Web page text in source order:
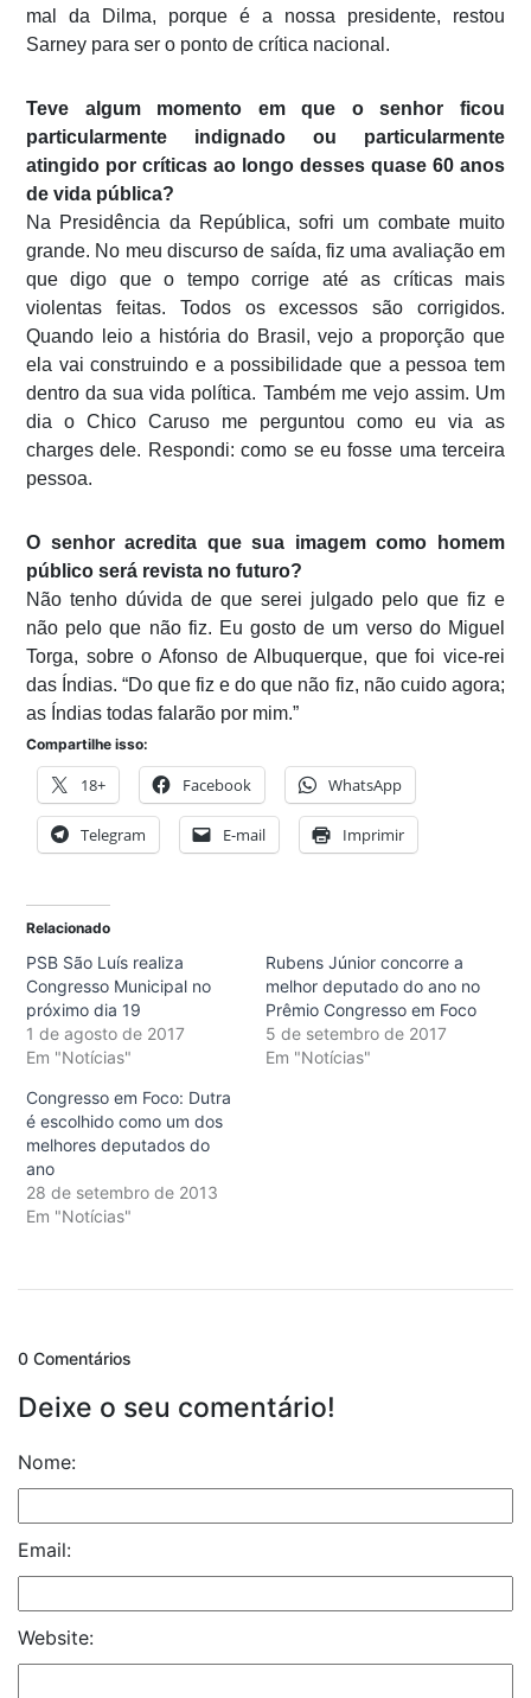
mal da Dilma, porque é a nossa presidente, restou
Sarney para ser o ponto de crítica nacional.
Teve algum momento em que o senhor ficou
particularmente indignado ou particularmente
atingido por críticas ao longo desses quase 60 anos
de vida pública?
Na Presidência da República, sofri um combate muito
grande. No meu discurso de saída, fiz uma avaliação em
que digo que o tempo corrige até as críticas mais
violentas feitas. Todos os excessos são corrigidos.
Quando leio a história do Brasil, vejo a proporção que
ela vai construindo e a possibilidade que a pessoa tem
dentro da sua vida política. Também me vejo assim. Um
dia o Chico Caruso me perguntou como eu via as
charges dele. Respondi: como se eu fosse uma terceira
pessoa.
O senhor acredita que sua imagem como homem
público será revista no futuro?
Não tenho dúvida de que serei julgado pelo que fiz e
não pelo que não fiz. Eu gosto de um verso do Miguel
Torga, sobre o Afonso de Albuquerque, que foi vice-rei
das Índias. “Do que fiz e do que não fiz, não cuido agora;
as Índias todas falarão por mim.”
Compartilhe isso:
18+ Facebook WhatsApp
Telegram E-mail Imprimir
Relacionado
PSB São Luís realiza
Congresso Municipal no
próximo dia 19
1 de agosto de 2017
Em "Notícias"
Rubens Júnior concorre a
melhor deputado do ano no
Prêmio Congresso em Foco
5 de setembro de 2017
Em "Notícias"
Congresso em Foco: Dutra
é escolhido como um dos
melhores deputados do
ano
28 de setembro de 2013
Em "Notícias"
0 Comentários
Deixe o seu comentário!
Nome:
Email:
Website: